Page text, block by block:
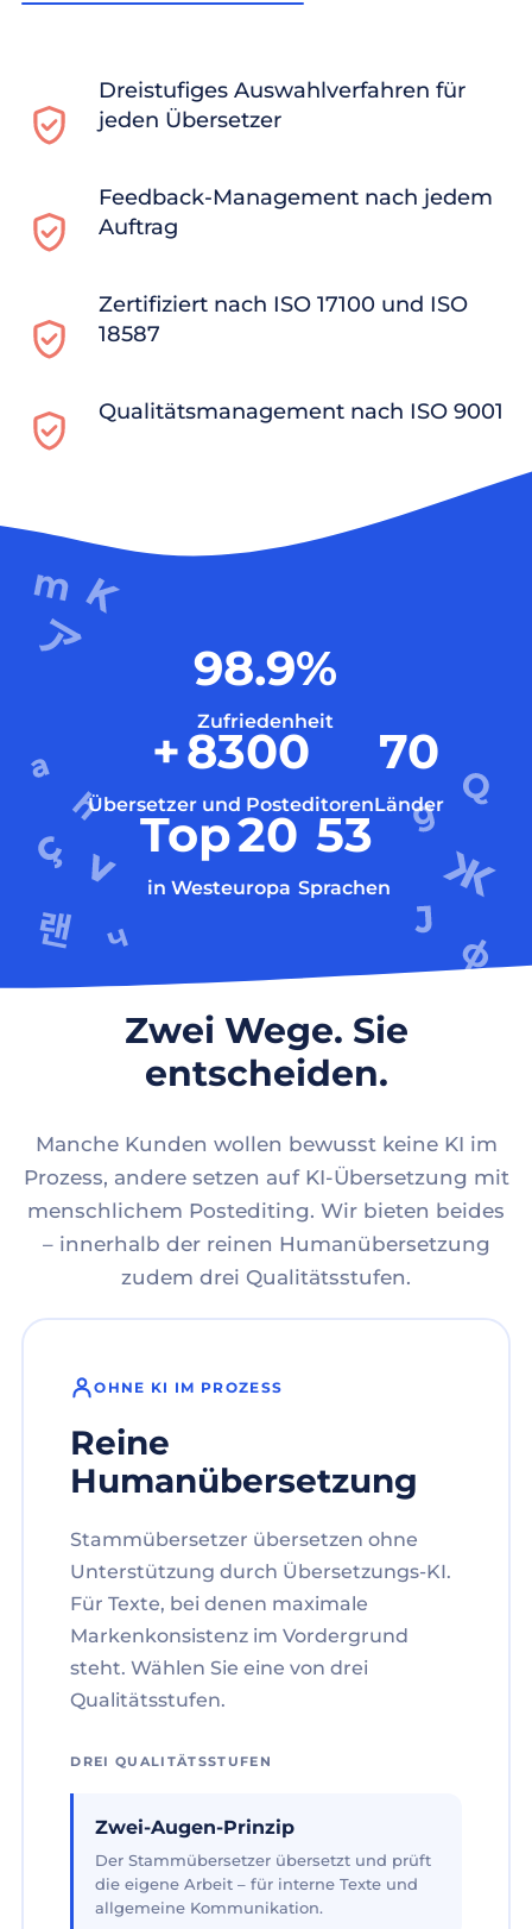
Dreistufiges Auswahlverfahren für
jeden Übersetzer
Feedback-Management nach jedem
Auftrag
Zertifiziert nach ISO 17100 und ISO
18587
Qualitätsmanagement nach ISO 9001
98.9%
Zufriedenheit
+8300
Übersetzer und Posteditoren
70
Länder
Top20
in Westeuropa
53
Sprachen
Zwei Wege. Sie
entscheiden.
Manche Kunden wollen bewusst keine KI im
Prozess, andere setzen auf KI-Übersetzung mit
menschlichem Postediting. Wir bieten beides
– innerhalb der reinen Humanübersetzung
zudem drei Qualitätsstufen.
OHNE KI IM PROZESS
Reine
Humanübersetzung
Stammübersetzer übersetzen ohne
Unterstützung durch Übersetzungs-KI.
Für Texte, bei denen maximale
Markenkonsistenz im Vordergrund
steht. Wählen Sie eine von drei
Qualitätsstufen.
DREI QUALITÄTSSTUFEN
Zwei-Augen-Prinzip
Der Stammübersetzer übersetzt und prüft
die eigene Arbeit – für interne Texte und
allgemeine Kommunikation.